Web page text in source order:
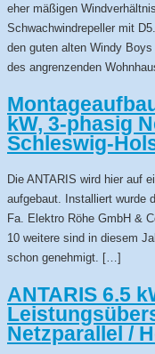
eher mäßigen
Schwachwindrepeller mit
den guten alten Windy
des angrenzenden
kW, 3-phasig
Schleswig-
Die ANTARIS wird hier auf
aufgebaut. Installiert wurde
Fa. Elektro Röhe GmbH &
10 weitere sind in diesem
schon genehmigt. […]
ANTARIS 6.5
Netzparallel /